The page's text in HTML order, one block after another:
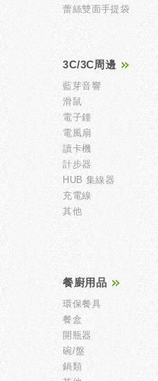
蕾絲雙面手提袋
3C/3C周邊
藍芽音響
滑鼠
電子鐘
電風扇
讀卡機
計步器
HUB 集線器
充電線
其他
餐廚用品
環保餐具
餐盒
開瓶器
碗/盤
鍋類